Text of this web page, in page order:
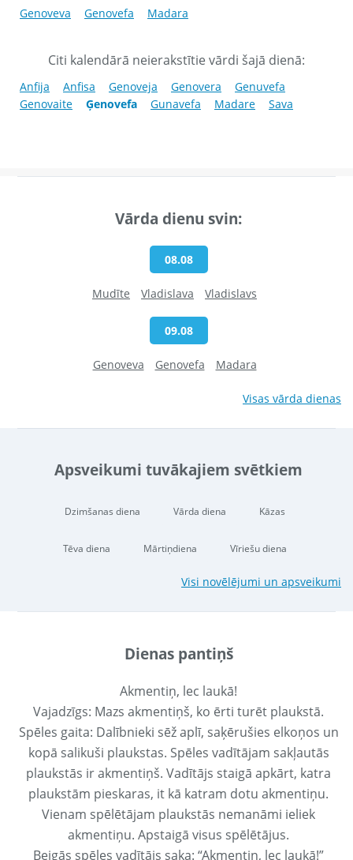
Genoveva Genovefa Madara
Citi kalendārā neierakstītie vārdi šajā dienā:
Anfija Anfisa Genoveja Genovera
Genuvefa
Genovaite
Ģenovefa Gunavefa Madare Sava
Vārda dienu svin:
08.08
Mudīte Vladislava Vladislavs
09.08
Genoveva Genovefa Madara
Visas vārda dienas
Apsveikumi tuvākajiem svētkiem
Dzimšanas diena Vārda diena Kāzas
Tēva diena Mārtiņdiena Vīriešu diena
Visi novēlējumi un apsveikumi
Dienas pantiņš
Akmentiņ, lec laukā!
Vajadzīgs: Mazs akmentiņš, ko ērti turēt plaukstā.
Spēles gaita: Dalībnieki sēž aplī, saķērušies elkoņos un
kopā salikuši plaukstas. Spēles vadītājam sakļautās
plaukstās ir akmentiņš. Vadītājs staigā apkārt, katra
plaukstām pieskaras, it kā katram dotu akmentiņu.
Vienam spēlētājam plaukstās nemanāmi ieliek
akmentiņu. Apstaigā visus spēlētājus.
Beigās spēles vadītājs saka: “Akmentiņ, lec laukā!”